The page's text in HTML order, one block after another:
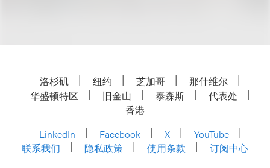
洛杉矶 纽约 芝加哥
那什维尔
华盛顿特区
旧金山 泰森斯
代表处
香港
LinkedIn
Facebook X
YouTube
联系我们
隐私政策 使用条款 订阅中心